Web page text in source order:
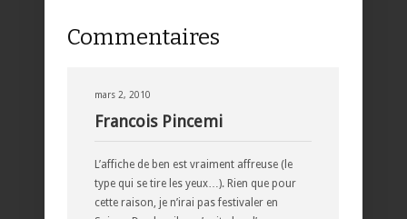
Commentaires
mars 2, 2010
Francois Pincemi
L’affiche de ben est vraiment affreuse (le
type qui se tire les yeux…). Rien que pour
cette raison, je n’irai pas festivaler en